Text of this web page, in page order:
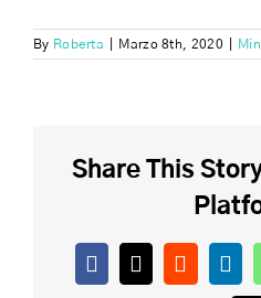
By Roberta Marzo 8th, 2020
Share This
Facebook
X Reddit